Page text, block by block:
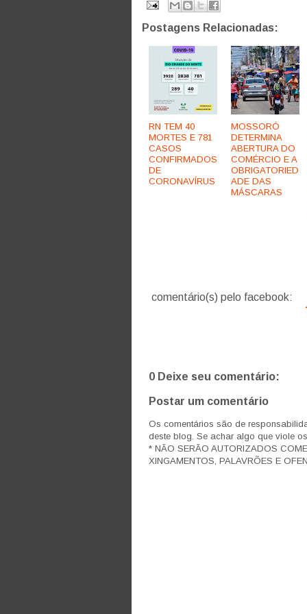
Postagens Relacionadas:
RN TEM 40
MORTES E 781
CASOS
CONFIRMADOS
DE
CORONAVÍRUS
MOSSORÓ
DETERMINA
ABERTURA DO
COMÉRCIO E A
OBRIGATORIED
ADE DAS
MÁSCARAS
comentário(s) pelo facebook:
0 Deixe seu comentário:
Postar um comentário
Os comentários são de
deste blog. Se achar algo que viole
* NÃO SERÃO AUTORIZADOS
XINGAMENTOS, PALAVRÕES E